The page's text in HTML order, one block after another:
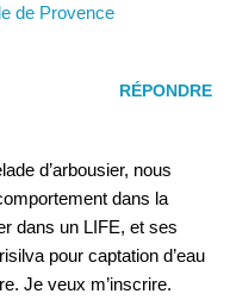
de Provence
RÉPONDRE
d’arbousier, nous
dans la
dans un LIFE, et ses
pour captation d’eau
Je veux m’inscrire.